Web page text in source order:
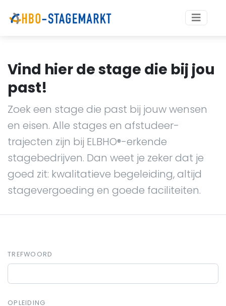
Vind hier de stage die bij jou
past!
Zoek een stage die past bij jouw wensen
en eisen. Alle stages en afstudeer-
trajecten zijn bij ELBHO®-erkende
stagebedrijven. Dan weet je zeker dat je
goed zit: kwalitatieve begeleiding, altijd
stagevergoeding en goede faciliteiten.
TREFWOORD
OPLEIDING